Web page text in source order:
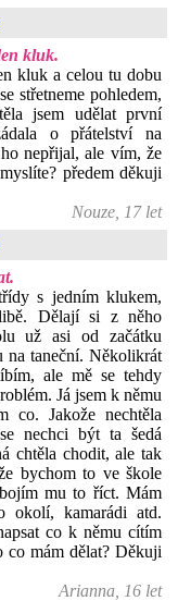
kluk.
kluk a celou tu dobu
střetneme pohledem,
jsem udělat první
o přátelství na
nepřijal, ale vím, že
předem děkuji
Nouze, 17 let
s jedním klukem,
Dělají si z něho
už asi od začátku
na taneční. Několikrát
ale mě se tehdy
Já jsem k němu
co. Jakože nechtěla
nechci být ta šedá
chtěla chodit, ale tak
bychom to ve škole
mu to říct. Mám
okolí, kamarádi atd.
co k němu cítím
co mám dělat? Děkuji
Arianna, 16 let